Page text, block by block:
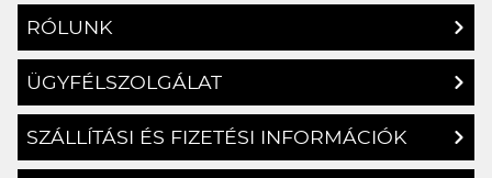
GYAKRAN ISMÉTELT KÉRDÉSEK
RÓLUNK
ÜGYFÉLSZOLGÁLAT